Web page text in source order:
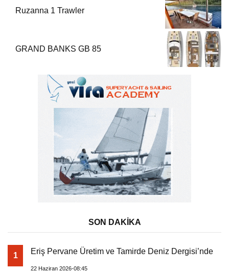
Ruzanna 1 Trawler
GRAND BANKS GB 85
SON DAKİKA
1 Eriş Pervane Üretim ve Tamirde Deniz Dergisi’nde
22 Haziran 2026-08:45